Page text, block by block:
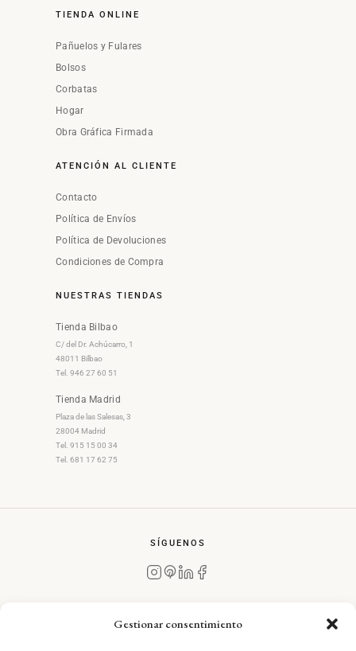
Gestionar consentimiento
TIENDA ONLINE
Pañuelos y Fulares
Bolsos
Corbatas
Hogar
Obra Gráfica Firmada
ATENCIÓN AL CLIENTE
Contacto
Política de Envíos
Política de Devoluciones
Condiciones de Compra
NUESTRAS TIENDAS
Tienda Bilbao
C/ del Dr. Achúcarro, 1
48011 Bilbao
Tel. 946 27 60 51
Tienda Madrid
Plaza de las Salesas, 3
28004 Madrid
Tel. 915 15 00 34
Tel. 681 17 62 75
SÍGUENOS